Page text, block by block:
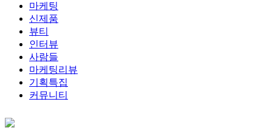
마케팅
신제품
뷰티
인터뷰
사람들
마케팅리뷰
기획특집
커뮤니티